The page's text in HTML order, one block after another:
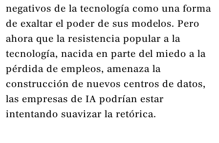
negativos de la tecnología como una forma
de exaltar el poder de sus modelos. Pero
ahora que la resistencia popular a la
tecnología, nacida en parte del miedo a la
pérdida de empleos, amenaza la
construcción de nuevos centros de datos,
las empresas de IA podrían estar
intentando suavizar la retórica.